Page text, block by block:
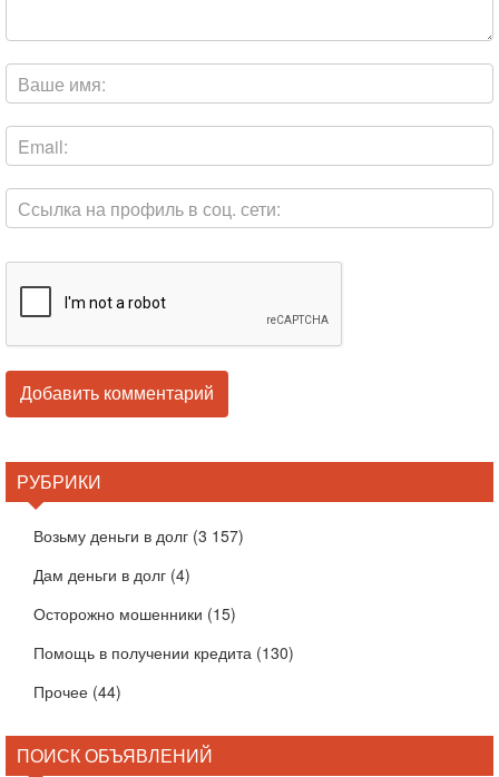
РУБРИКИ
Возьму деньги в долг (3 157)
Дам деньги в долг (4)
Осторожно мошенники (15)
Помощь в получении кредита (130)
Прочее (44)
ПОИСК ОБЪЯВЛЕНИЙ